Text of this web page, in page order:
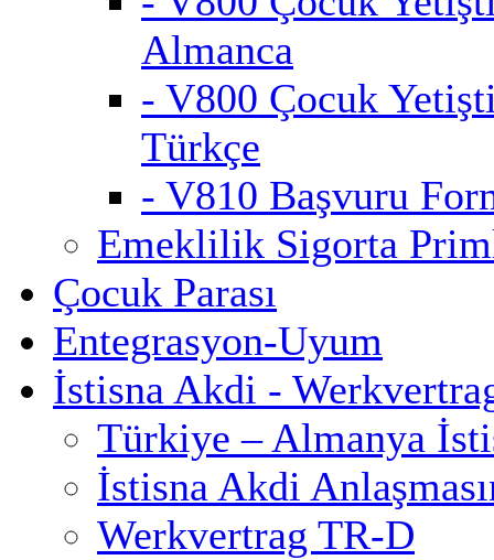
Almanca
- V800 Çocuk
Türkçe
- V810 Başvuru
Emeklilik Sigorta
Çocuk Parası
Entegrasyon-Uyum
İstisna Akdi -
Türkiye – Almanya
İstisna Akdi
Werkvertrag TR-D